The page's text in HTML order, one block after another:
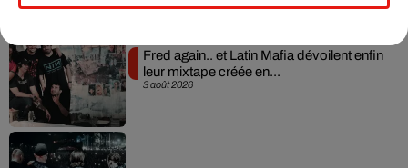
3 août 2026
Fred again.. et Latin Mafia dévoilent enfin
leur mixtape créée en...